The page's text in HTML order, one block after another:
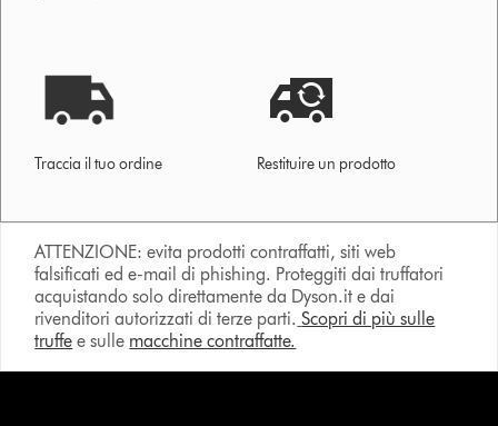
Traccia il tuo ordine Restituire un prodotto
ATTENZIONE: evita prodotti contraffatti, siti web
falsificati ed e-mail di phishing. Proteggiti dai truffatori
acquistando solo direttamente da Dyson.it e dai
rivenditori autorizzati di terze parti. Scopri di più sulle
truffe e sulle macchine contraffatte.